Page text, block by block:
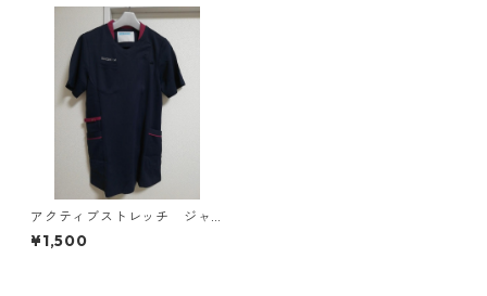
アクティブストレッチ ジャ
ケット L ネイビー×ボルド
ー MAA-2742
¥1,500